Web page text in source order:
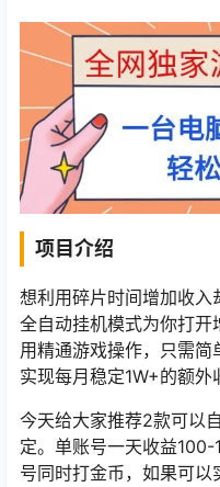
项目介绍
想利用碎片时间增加收
全自动挂机模式为你打
用精通游戏操作，只需
实现每月稳定1W+的额外
今天给大家推荐2款可以
定。单账号一天收益
号同时打金币，如果可